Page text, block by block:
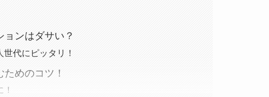
ンはダサい？
代にピッタリ！
めのコツ！